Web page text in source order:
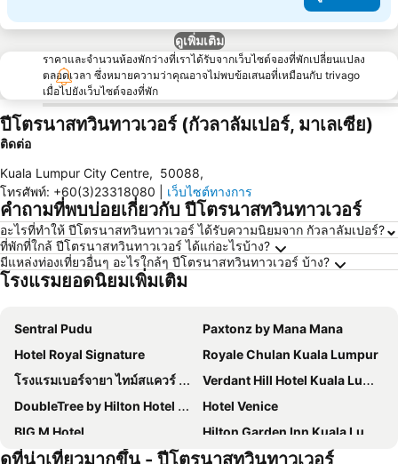
ดูเพิ่มเติม
ราคาและจำนวนห้องพักว่างที่เราได้รับจากเว็บไซต์จองที่พักเปลี่ยนแปลง
ตลอดเวลา ซึ่งหมายความว่าคุณอาจไม่พบข้อเสนอที่เหมือนกับ trivago
เมื่อไปยังเว็บไซต์จองที่พัก
ปีโตรนาสทวินทาวเวอร์ (กัวลาลัมเปอร์, มาเลเซีย)
ติดต่อ
Kuala Lumpur City Centre, 50088,
โทรศัพท์: +60(3)23318080 เว็บไซต์ทางการ
คำถามที่พบบ่อยเกี่ยวกับ ปีโตรนาสทวินทาวเวอร์
อะไรที่ทำให้ ปีโตรนาสทวินทาวเวอร์ ได้รับความนิยมจาก กัวลาลัมเปอร์?
ที่พักที่ใกล้ ปีโตรนาสทวินทาวเวอร์ ได้แก่อะไรบ้าง?
มีแหล่งท่องเที่ยวอื่นๆ อะไรใกล้ๆ ปีโตรนาสทวินทาวเวอร์ บ้าง?
โรงแรมยอดนิยมเพิ่มเติม
Sentral Pudu
Paxtonz by Mana Mana
Hotel Royal Signature
Royale Chulan Kuala Lumpur
โรงแรมเบอร์จายา ไทม์สแควร์ กัวลาลัมเปอร์
Verdant Hill Hotel Kuala Lumpur
DoubleTree by Hilton Hotel Kuala Lumpur
Hotel Venice
BIG M Hotel
Hilton Garden Inn Kuala Lumpur Jalan Tuanku Abdul Rahman South
โรงแรมเจดับบลิว แมริออท กัวลาลัมเปอร์
Concorde Hotel Kuala Lumpur
ดูที่น่าเที่ยวมากขึ้น - ปีโตรนาสทวินทาวเวอร์